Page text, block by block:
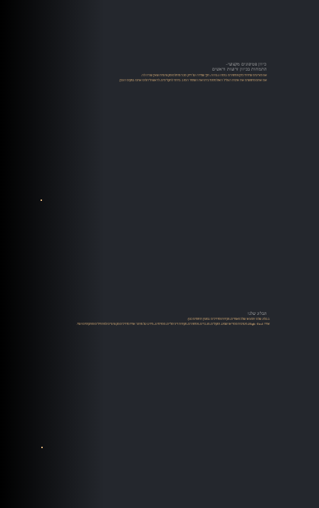
כיוון פטיפונים מקצועי-
התמחות בכיוון זרועות וראשים
אנו מציעים שירותי כיוון פטיפונים ברמה גבוהה, תוך שמירה על דיוק טכני מוחלט ומקצועיות שאין שניה לה.
אם אתם מחפשים את איכות הצליל האולטימטיבית ואת השימור הטוב ביותר לתקליטים, לראש וליהלום אתם במקום הנכון.​​
הבלוג שלנו
בבלוג שלנו תמצאו שלל מאמרים, סקירות ומדריכים במגוון תחומים כגון:
אודיו High-End, מערכות סטריאו ושמע, רמקולים, מגברים, פטיפונים, מקורות דיגיטליים, סטרימינג, מידע על מותגי אודיו מדריכים מקצועיים למתחילים ומתקדמים ועוד.